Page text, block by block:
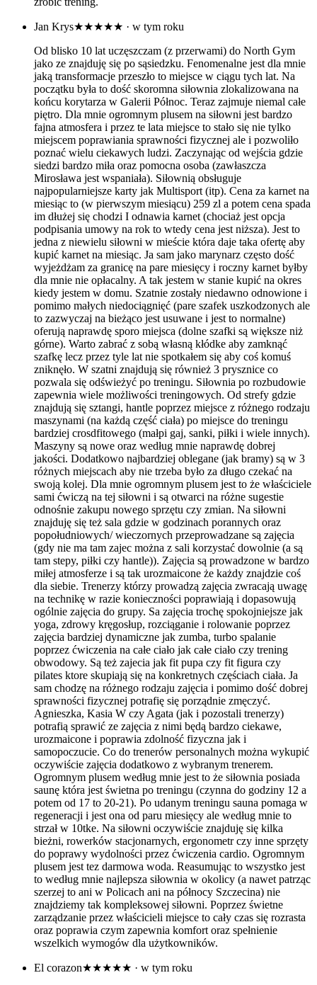
Jan Krys★★★★★ · w tym roku
Od blisko 10 lat uczęszczam (z przerwami) do North Gym
jako ze znajduję się po sąsiedzku. Fenomenalne jest dla mnie
jaką transformacje przeszło to miejsce w ciągu tych lat. Na
początku była to dość skoromna siłownia zlokalizowana na
końcu korytarza w Galerii Północ. Teraz zajmuje niemal całe
piętro. Dla mnie ogromnym plusem na siłowni jest bardzo
fajna atmosfera i przez te lata miejsce to stało się nie tylko
miejscem poprawiania sprawności fizycznej ale i pozwoliło
poznać wielu ciekawych ludzi. Zaczynając od wejścia gdzie
siedzi bardzo miła oraz pomocna osoba (zawłaszcza
Mirosława jest wspaniała). Siłownią obsługuje
najpopularniejsze karty jak Multisport (itp). Cena za karnet na
miesiąc to (w pierwszym miesiącu) 259 zl a potem cena spada
im dłużej się chodzi I odnawia karnet (chociaż jest opcja
podpisania umowy na rok to wtedy cena jest niższa). Jest to
jedna z niewielu siłowni w mieście która daje taka ofertę aby
kupić karnet na miesiąc. Ja sam jako marynarz często dość
wyjeżdżam za granicę na pare miesięcy i roczny karnet byłby
dla mnie nie opłacalny. A tak jestem w stanie kupić na okres
kiedy jestem w domu. Szatnie zostały niedawno odnowione i
pomimo małych niedociągnięć (pare szafek uszkodzonych ale
to zazwyczaj na bieżąco jest usuwane i jest to normalne)
oferują naprawdę sporo miejsca (dolne szafki są większe niż
górne). Warto zabrać z sobą własną kłódke aby zamknąć
szafkę lecz przez tyle lat nie spotkałem się aby coś komuś
zniknęło. W szatni znajdują się również 3 prysznice co
pozwala się odświeżyć po treningu. Siłownia po rozbudowie
zapewnia wiele możliwości treningowych. Od strefy gdzie
znajdują się sztangi, hantle poprzez miejsce z różnego rodzaju
maszynami (na każdą część ciała) po miejsce do treningu
bardziej crosdfitowego (małpi gaj, sanki, piłki i wiele innych).
Maszyny są nowe oraz według mnie naprawdę dobrej
jakości. Dodatkowo najbardziej oblegane (jak bramy) są w 3
różnych miejscach aby nie trzeba było za długo czekać na
swoją kolej. Dla mnie ogromnym plusem jest to że właściciele
sami ćwiczą na tej siłowni i są otwarci na różne sugestie
odnośnie zakupu nowego sprzętu czy zmian. Na siłowni
znajduję się też sala gdzie w godzinach porannych oraz
popołudniowych/ wieczornych przeprowadzane są zajęcia
(gdy nie ma tam zajec można z sali korzystać dowolnie (a są
tam stepy, piłki czy hantle)). Zajęcia są prowadzone w bardzo
miłej atmosferze i są tak urozmaicone że każdy znajdzie coś
dla siebie. Trenerzy którzy prowadzą zajęcia zwracają uwagę
na technikę w razie konieczności poprawiają i dopasowują
ogólnie zajęcia do grupy. Sa zajęcia trochę spokojniejsze jak
yoga, zdrowy kręgosłup, rozciąganie i rolowanie poprzez
zajęcia bardziej dynamiczne jak zumba, turbo spalanie
poprzez ćwiczenia na całe ciało jak całe ciało czy trening
obwodowy. Są też zajecia jak fit pupa czy fit figura czy
pilates ktore skupiają się na konkretnych częściach ciała. Ja
sam chodzę na różnego rodzaju zajęcia i pomimo dość dobrej
sprawności fizycznej potrafię się porządnie zmęczyć.
Agnieszka, Kasia W czy Agata (jak i pozostali trenerzy)
potrafią sprawić ze zajęcia z nimi będą bardzo ciekawe,
urozmaicone i poprawia zdolność fizyczna jak i
samopoczucie. Co do trenerów personalnych można wykupić
oczywiście zajęcia dodatkowo z wybranym trenerem.
Ogromnym plusem według mnie jest to że siłownia posiada
saunę która jest świetna po treningu (czynna do godziny 12 a
potem od 17 to 20-21). Po udanym treningu sauna pomaga w
regeneracji i jest ona od paru miesięcy ale według mnie to
strzał w 10tke. Na siłowni oczywiście znajduję się kilka
bieżni, rowerków stacjonarnych, ergonometr czy inne sprzęty
do poprawy wydolności przez ćwiczenia cardio. Ogromnym
plusem jest tez darmowa woda. Reasumując to wszystko jest
to według mnie najlepsza siłownia w okolicy (a nawet patrząc
szerzej to ani w Policach ani na północy Szczecina) nie
znajdziemy tak kompleksowej siłowni. Poprzez świetne
zarządzanie przez właścicieli miejsce to cały czas się rozrasta
oraz poprawia czym zapewnia komfort oraz spełnienie
wszelkich wymogów dla użytkowników.
El corazon★★★★★ · w tym roku